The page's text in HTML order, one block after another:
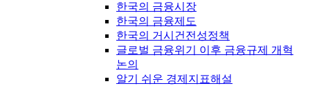
한국의 금융시장
한국의 금융제도
한국의 거시건전성정책
글로벌 금융위기 이후 금융규제 개혁
논의
알기 쉬운 경제지표해설